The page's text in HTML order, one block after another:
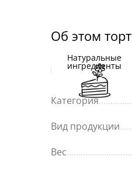
Об этом
Натуральные
ингредиенты
Категория
Вид продукции
Вес